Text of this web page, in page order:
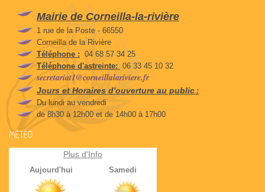
Mairie de Corneilla-la-rivière
1 rue de la Poste - 66550
Corneilla de la Rivière
Téléphone : 04 68 57 34 25
Téléphone d'astreinte: 06 33 45 10 32
secretariat1@corneillalariviere.fr
Jours et Horaires d'ouverture au public :
Du lundi au vendredi
de 8h30 à 12h00 et de 14h00 à 17h00
MÉTÉO
Plus d'Info